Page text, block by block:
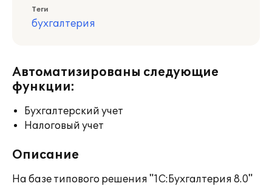
Теги
бухгалтерия
Автоматизированы следующие
функции:
Бухгалтерский учет
Налоговый учет
Описание
На базе типового решения "1С:Бухгалтерия 8.0"